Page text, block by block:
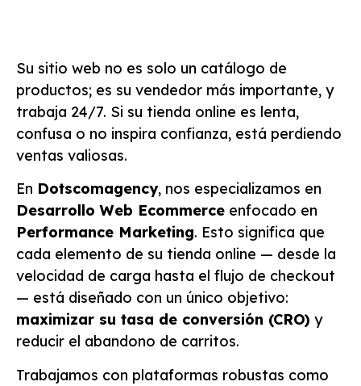
Su sitio web no es solo un catálogo de
productos; es su vendedor más importante, y
trabaja 24/7. Si su tienda online es lenta,
confusa o no inspira confianza, está perdiendo
ventas valiosas.
En Dotscomagency, nos especializamos en
Desarrollo Web Ecommerce enfocado en
Performance Marketing. Esto significa que
cada elemento de su tienda online — desde la
velocidad de carga hasta el flujo de checkout
— está diseñado con un único objetivo:
maximizar su tasa de conversión (CRO) y
reducir el abandono de carritos.
Trabajamos con plataformas robustas como